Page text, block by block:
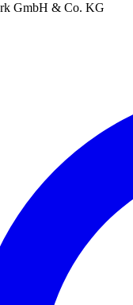
GmbH & Co. KG